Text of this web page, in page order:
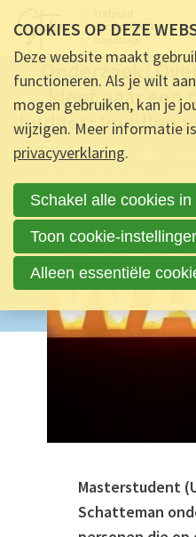
Onderzoek:
kloof naar een
budget: Invullen
budget: Invullen
Masterstudent
Schatteman
COOKIES OP DEZE
Deze website maakt
functioneren. Als je wilt
mogen gebruiken, kan je
wijzigen. Meer informatie
privacyverklaring.
Schakel alle cookies in
Toon cookie-
Alleen essentiële